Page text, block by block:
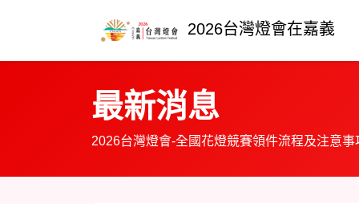
2026台灣燈會在嘉義
最新消息
2026台灣燈會-全國花燈競賽領件流程及注意事